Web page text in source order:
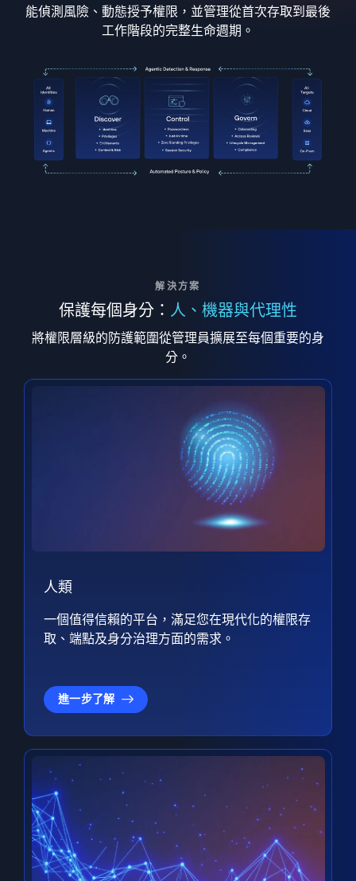
能偵測風險、動態授予權限，並管理從首次存取到最後
工作階段的完整生命週期。
解決方案
保護每個身分： 人、機器與代理性
將權限層級的防護範圍從管理員擴展至每個重要的身
分。
人類
一個值得信賴的平台，滿足您在現代化的權限存
取、端點及身分治理方面的需求。
進一步了解